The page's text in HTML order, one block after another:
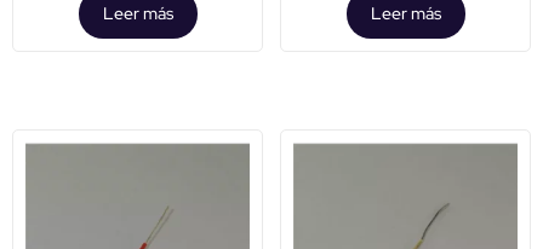
Leer más Leer más